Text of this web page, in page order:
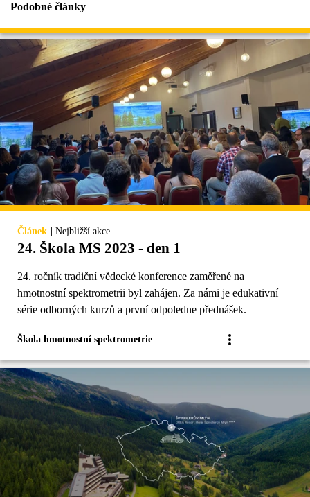
Podobné články
Článek | Nejbližší akce
24. Škola MS 2023 - den 1
24. ročník tradiční vědecké konference zaměřené na
hmotnostní spektrometrii byl zahájen. Za námi je edukativní
série odborných kurzů a první odpoledne přednášek.
Škola hmotnostní spektrometrie